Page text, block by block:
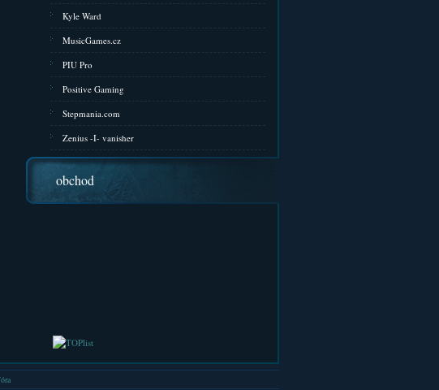
Kyle Ward
MusicGames.cz
PIU Pro
Positive Gaming
Stepmania.com
Zenius -I- vanisher
obchod